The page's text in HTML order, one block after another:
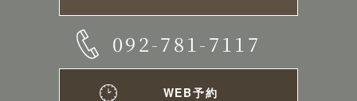
092-781-7117
WEB予約